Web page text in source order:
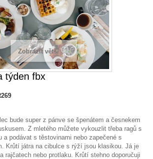
Zobrazit větší
týden fbx
bude super z pánve se špenátem a česnekem
Z mletého můžete vykouzlit třeba ragů s
a podávat s těstovinami nebo zapečené s
Krůtí játra na cibulce s rýží jsou klasikou. Já je
rajčatech nebo protlaku. Krůtí stehno doporučuji